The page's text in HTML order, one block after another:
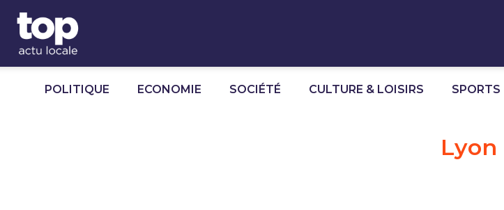
POLITIQUE ECONOMIE SOCIÉTÉ CULTURE & LOISIRS SPORTS
Lyon